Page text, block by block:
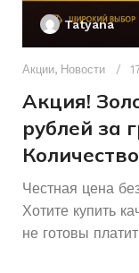
БРЕНД Без
РАЗМЕР
ДЛЯ КОГО
Tatyana
Акции, Новости
Акция!
рублей за
Честная цена
Хотите купить
не готовы